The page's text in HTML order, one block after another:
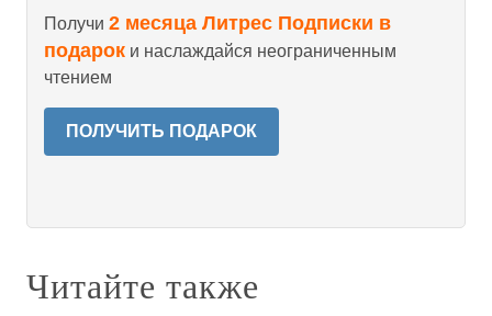
Получи 2 месяца Литрес Подписки в
подарок и наслаждайся неограниченным
чтением
ПОЛУЧИТЬ ПОДАРОК
Читайте также